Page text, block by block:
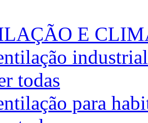
E
industrial
todas
para